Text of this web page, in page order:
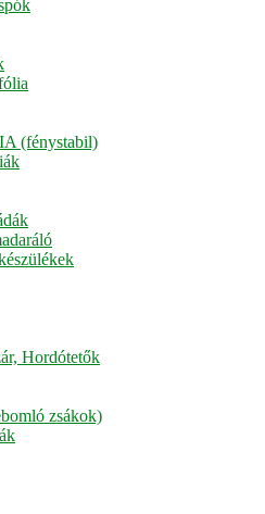
(fénystabil)
Hordótetők
zsákok)